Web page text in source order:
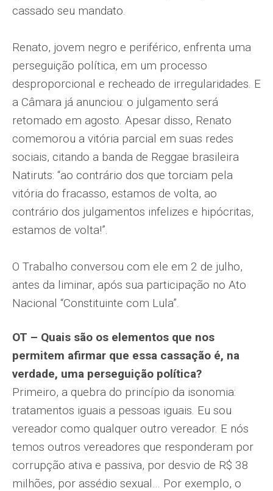
cassado seu mandato.
Renato, jovem negro e periférico, enfrenta uma
perseguição política, em um processo
desproporcional e recheado de irregularidades. E
a Câmara já anunciou: o julgamento será
retomado em agosto. Apesar disso, Renato
comemorou a vitória parcial em suas redes
sociais, citando a banda de Reggae brasileira
Natiruts: “ao contrário dos que torciam pela
vitória do fracasso, estamos de volta, ao
contrário dos julgamentos infelizes e hipócritas,
estamos de volta!”.
O Trabalho conversou com ele em 2 de julho,
antes da liminar, após sua participação no Ato
Nacional “Constituinte com Lula”.
OT – Quais são os elementos que nos
permitem afirmar que essa cassação é, na
verdade, uma perseguição política?
Primeiro, a quebra do princípio da isonomia:
tratamentos iguais a pessoas iguais. Eu sou
vereador como qualquer outro vereador. E nós
temos outros vereadores que responderam por
corrupção ativa e passiva, por desvio de R$ 38
milhões, por assédio sexual… Por exemplo, o